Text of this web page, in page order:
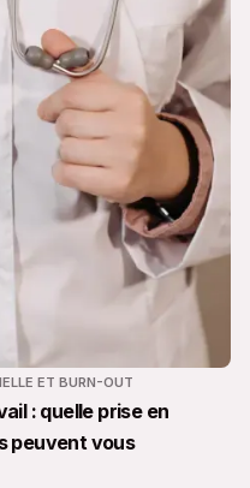
ET BURN-OUT
: quelle prise en
peuvent vous